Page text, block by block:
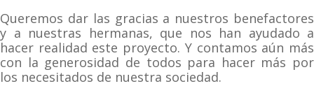
Queremos dar las gracias a nuestros benefactores
y a nuestras hermanas, que nos han ayudado a
hacer realidad este proyecto. Y contamos aún más
con la generosidad de todos para hacer más por
los necesitados de nuestra sociedad.